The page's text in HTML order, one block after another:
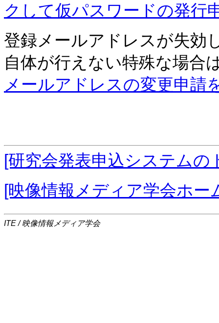
クして仮パスワードの発行
登録メールアドレスが失効
自体が行えない特殊な場合
メールアドレスの変更申請
[研究会発表申込システム
[映像情報メディア学会ホー
ITE / 映像情報メディア学会